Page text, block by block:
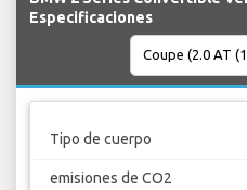
Especificaciones
Tipo de cuerpo
emisiones de CO2